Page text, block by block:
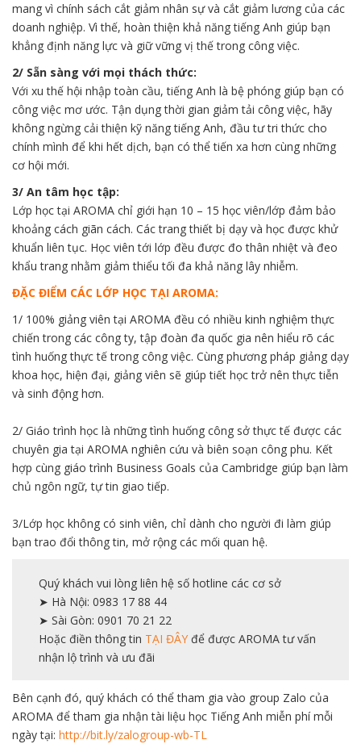
mang vì chính sách cắt giảm nhân sự và cắt giảm lương của các
doanh nghiệp. Vì thế, hoàn thiện khả năng tiếng Anh giúp bạn
khẳng định năng lực và giữ vững vị thế trong công việc.
2/ Sẵn sàng với mọi thách thức:
Với xu thế hội nhập toàn cầu, tiếng Anh là bệ phóng giúp bạn có
công việc mơ ước. Tận dụng thời gian giảm tải công việc, hãy
không ngừng cải thiện kỹ năng tiếng Anh, đầu tư tri thức cho
chính mình để khi hết dịch, bạn có thể tiến xa hơn cùng những
cơ hội mới.
3/ An tâm học tập:
Lớp học tại AROMA chỉ giới hạn 10 – 15 học viên/lớp đảm bảo
khoảng cách giãn cách. Các trang thiết bị dạy và học được khử
khuẩn liên tục. Học viên tới lớp đều được đo thân nhiệt và đeo
khẩu trang nhằm giảm thiểu tối đa khả năng lây nhiễm.
ĐẶC ĐIỂM CÁC LỚP HỌC TẠI AROMA:
1/ 100% giảng viên tại AROMA đều có nhiều kinh nghiệm thực
chiến trong các công ty, tập đoàn đa quốc gia nên hiểu rõ các
tình huống thực tế trong công việc. Cùng phương pháp giảng dạy
khoa học, hiện đại, giảng viên sẽ giúp tiết học trở nên thực tiễn
và sinh động hơn.
2/ Giáo trình học là những tình huống công sở thực tế được các
chuyên gia tại AROMA nghiên cứu và biên soạn công phu. Kết
hợp cùng giáo trình Business Goals của Cambridge giúp bạn làm
chủ ngôn ngữ, tự tin giao tiếp.
3/Lớp học không có sinh viên, chỉ dành cho người đi làm giúp
bạn trao đổi thông tin, mở rộng các mối quan hệ.
Quý khách vui lòng liên hệ số hotline các cơ sở
➤ Hà Nội: 0983 17 88 44
➤ Sài Gòn: 0901 70 21 22
Hoặc điền thông tin TẠI ĐÂY để được AROMA tư vấn
nhận lộ trình và ưu đãi
Bên cạnh đó, quý khách có thể tham gia vào group Zalo của
AROMA để tham gia nhận tài liệu học Tiếng Anh miễn phí mỗi
ngày tại: http://bit.ly/zalogroup-wb-TL